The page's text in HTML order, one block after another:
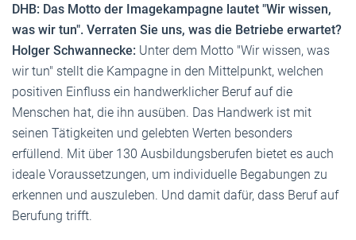
DHB: Das Motto der Imagekampagne lautet "Wir wissen,
was wir tun". Verraten Sie uns, was die Betriebe erwartet?
Holger Schwannecke: Unter dem Motto "Wir wissen, was
wir tun" stellt die Kampagne in den Mittelpunkt, welchen
positiven Einfluss ein handwerklicher Beruf auf die
Menschen hat, die ihn ausüben. Das Handwerk ist mit
seinen Tätigkeiten und gelebten Werten besonders
erfüllend. Mit über 130 Ausbildungsberufen bietet es auch
ideale Voraussetzungen, um individuelle Begabungen zu
erkennen und auszuleben. Und damit dafür, dass Beruf auf
Berufung trifft.